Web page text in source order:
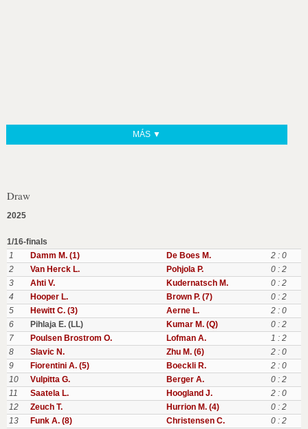
MÁS ▼
Draw
2025
1/16-finals
1
Damm M. (1) De Boes M.
2 : 0
2
Van Herck L. Pohjola P.
0 : 2
3
Ahti V. Kudernatsch M.
0 : 2
4
Hooper L. Brown P. (7)
0 : 2
5
Hewitt C. (3) Aerne L.
2 : 0
6
Pihlaja E. (LL) Kumar M. (Q)
0 : 2
7
Poulsen Brostrom O. Lofman A.
1 : 2
8
Slavic N. Zhu M. (6)
2 : 0
9
Fiorentini A. (5) Boeckli R.
2 : 0
10
Vulpitta G. Berger A.
0 : 2
11
Saatela L. Hoogland J.
2 : 0
12
Zeuch T. Hurrion M. (4)
0 : 2
13
Funk A. (8) Christensen C. 0 : 2